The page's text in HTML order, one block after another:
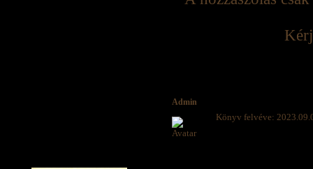
Admin
Könyv felvéve: